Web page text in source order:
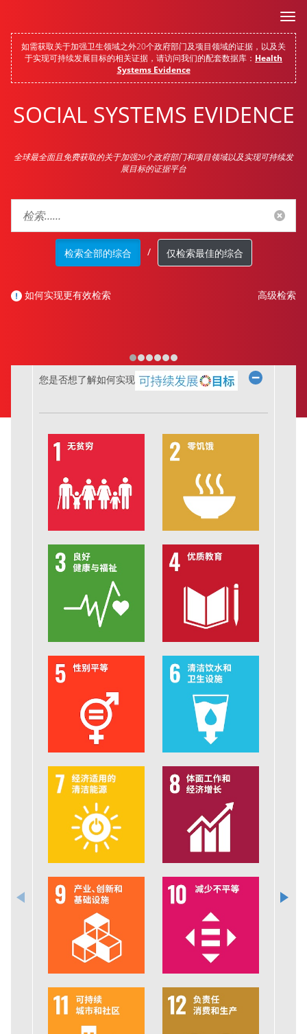
切
导
航
如需获取关于加强卫生领域之外20个政府部门及项目领域的证据，以及关
于实现可持续发展目标的相关证据，请访问我们的配套数据库： Health
Systems Evidence
SOCIAL SYSTEMS EVIDENCE
全球最全面且免费获取的关于加强20个政府部门和项目领域以及实现可持续发
展目标的证据平台
检索全部的综合 / 仅检索最佳的综合
如何实现更有效检索 高级检索
您是否想了解如何实现